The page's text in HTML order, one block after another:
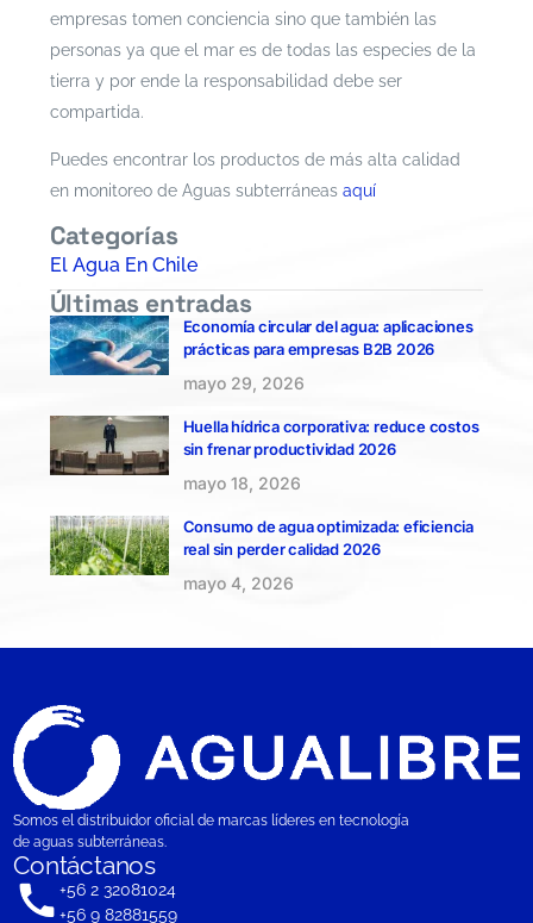
empresas tomen conciencia sino que también las
personas ya que el mar es de todas las especies de la
tierra y por ende la responsabilidad debe ser
compartida.
Puedes encontrar los productos de más alta calidad
en monitoreo de Aguas subterráneas aquí
Categorías
El Agua En Chile
Últimas entradas
Economía circular del agua: aplicaciones
prácticas para empresas B2B 2026
mayo 29, 2026
Huella hídrica corporativa: reduce costos
sin frenar productividad 2026
mayo 18, 2026
Consumo de agua optimizada: eficiencia
real sin perder calidad 2026
mayo 4, 2026
Somos el distribuidor oficial de marcas líderes en tecnología
de aguas subterráneas.
Contáctanos
+56 2 32081024
+56 9 82881559